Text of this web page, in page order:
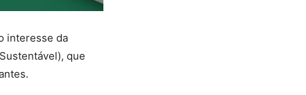
interesse da
que